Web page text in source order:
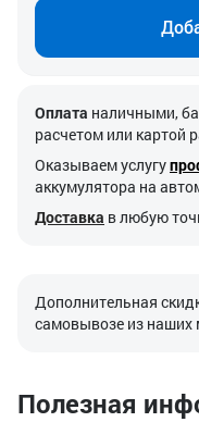
Оплата наличными,
расчетом или картой
Оказываем услугу
аккумулятора на
Доставка в любую
Дополнительная
самовывозе из наших
Полезная